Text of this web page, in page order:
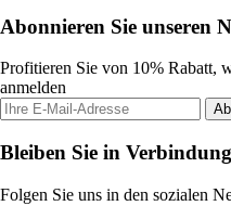
Abonnieren Sie unseren
Profitieren Sie von 10% Rabatt,
anmelden
Bleiben Sie in Verbindung
Folgen Sie uns in den sozialen